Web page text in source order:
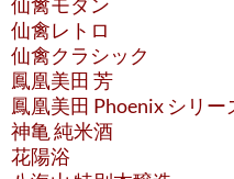
仙禽レトロ
仙禽クラシック
鳳凰美田 芳
鳳凰美田 Phoenix シリー
神亀 純米酒
花陽浴